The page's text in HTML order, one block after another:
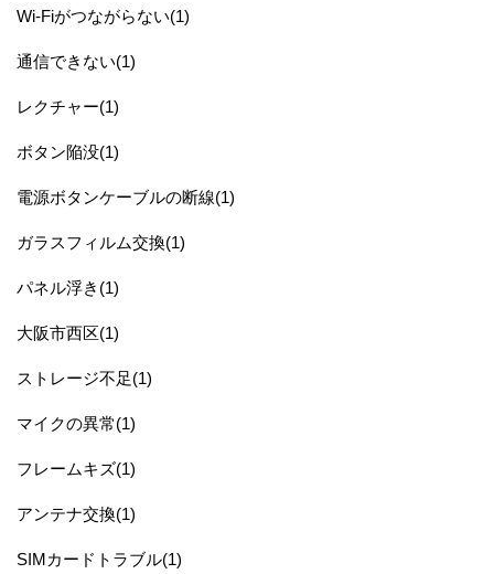
Wi-Fiがつながらない(1)
通信できない(1)
レクチャー(1)
ボタン陥没(1)
電源ボタンケーブルの断線(1)
ガラスフィルム交換(1)
パネル浮き(1)
大阪市西区(1)
ストレージ不足(1)
マイクの異常(1)
フレームキズ(1)
アンテナ交換(1)
SIMカードトラブル(1)